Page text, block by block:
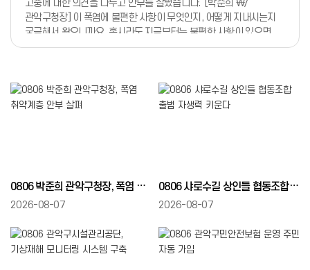
0806 박준희 관악구청장, 폭염 취약계층 안부 살펴
2026-08-07
0806 샤로수길 상인들 협동조합 출범 자생력 키운다
2026-08-07